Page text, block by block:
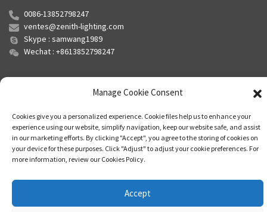
0086-13852798247
ventes@zenith-lighting.com
Skype : samwang1989
Wechat : +8613852798247
© Copyright - 2010-2024 : Tous droits réservés.Plan du site-Plan du
siteTrans-Recherche principale
Manage Cookie Consent
Cookies give you a personalized experience. Cookie files help us to enhance your
experience using our website, simplify navigation, keep our website safe, and assist
in our marketing efforts. By clicking "Accept", you agree to the storing of cookies on
your device for these purposes. Click "Adjust" to adjust your cookie preferences. For
more information, review our Cookies Policy.
Accept